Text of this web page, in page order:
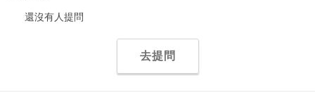
還沒有人提問
去提問